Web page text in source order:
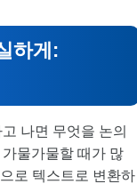
하게:
나면 무엇을 논의
물가물할 때가 많
로 텍스트로 변환하